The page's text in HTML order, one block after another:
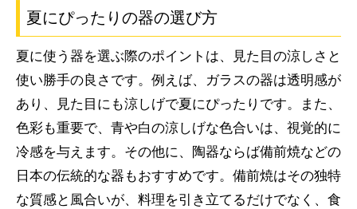
夏にぴったりの器の選び方
夏に使う器を選ぶ際のポイントは、見た目の涼しさと
使い勝手の良さです。例えば、ガラスの器は透明感が
あり、見た目にも涼しげで夏にぴったりです。また、
色彩も重要で、青や白の涼しげな色合いは、視覚的に
冷感を与えます。その他に、陶器ならば備前焼などの
日本の伝統的な器もおすすめです。備前焼はその独特
な質感と風合いが、料理を引き立てるだけでなく、食